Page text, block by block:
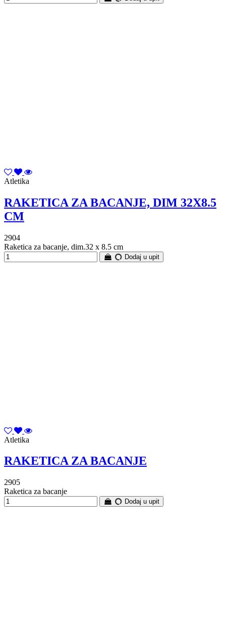
Atletika
RAKETICA ZA BACANJE, DIM 32X8.5
CM
2904
Raketica za bacanje, dim.32 x 8.5 cm
Dodaj u upit
Atletika
RAKETICA ZA BACANJE
2905
Raketica za bacanje
Dodaj u upit